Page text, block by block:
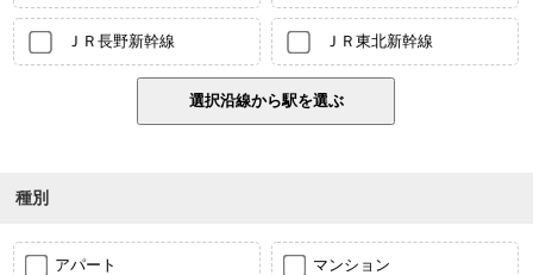
ＪＲ長野新幹線 ＪＲ東北新幹線
種別
アパート マンション